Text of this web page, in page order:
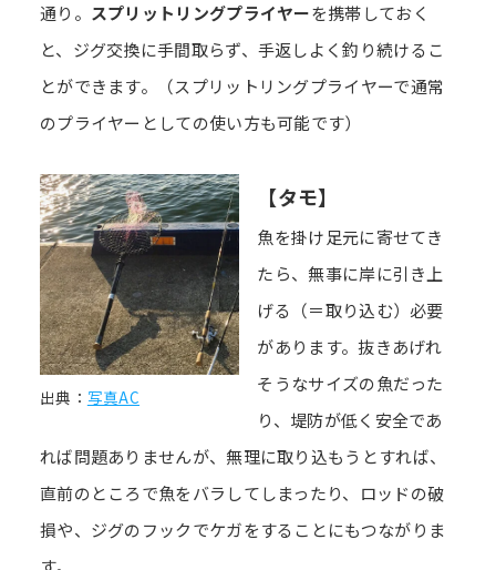
通り。 スプリットリングプライヤーを携帯しておく
と、ジグ交換に手間取らず、手返しよく釣り続けるこ
とができます。（スプリットリングプライヤーで通常
のプライヤーとしての使い方も可能です）
出典： 写真AC
【タモ】
魚を掛け足元に寄せてき
たら、無事に岸に引き上
げる（＝取り込む）必要
があります。抜きあげれ
そうなサイズの魚だった
り、堤防が低く安全であ
れば問題ありませんが、無理に取り込もうとすれば、
直前のところで魚をバラしてしまったり、ロッドの破
損や、ジグのフックでケガをすることにもつながりま